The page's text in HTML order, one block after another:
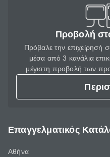
Προβολή
Πρόβαλε την επιχείρησή
μέσα από 3 κανάλια
μέγιστη προβολή των
Επαγγελματικός
Αθήνα